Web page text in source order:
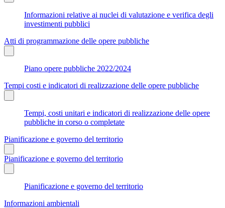
Informazioni relative ai nuclei di valutazione e verifica degli
investimenti pubblici
Atti di programmazione delle opere pubbliche
Piano opere pubbliche 2022/2024
Tempi costi e indicatori di realizzazione delle opere pubbliche
Tempi, costi unitari e indicatori di realizzazione delle opere
pubbliche in corso o completate
Pianificazione e governo del territorio
Pianificazione e governo del territorio
Pianificazione e governo del territorio
Informazioni ambientali